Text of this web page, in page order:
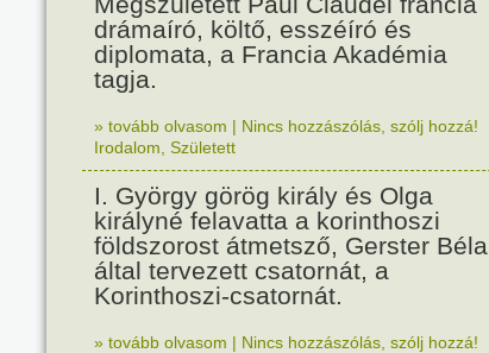
drámaíró, költő, esszéíró és
diplomata, a Francia Akadémia
tagja.
» tovább olvasom | Nincs hozzászólás, szólj hozzá!
Irodalom Született
I. György görög király és Olga
királyné felavatta a korinthoszi
földszorost átmetsző, Gerster Béla
által tervezett csatornát, a
Korinthoszi-csatornát.
» tovább olvasom | Nincs hozzászólás, szólj hozzá!